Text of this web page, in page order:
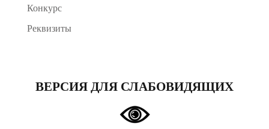
Конкурс
Реквизиты
ВЕРСИЯ ДЛЯ СЛАБОВИДЯЩИХ